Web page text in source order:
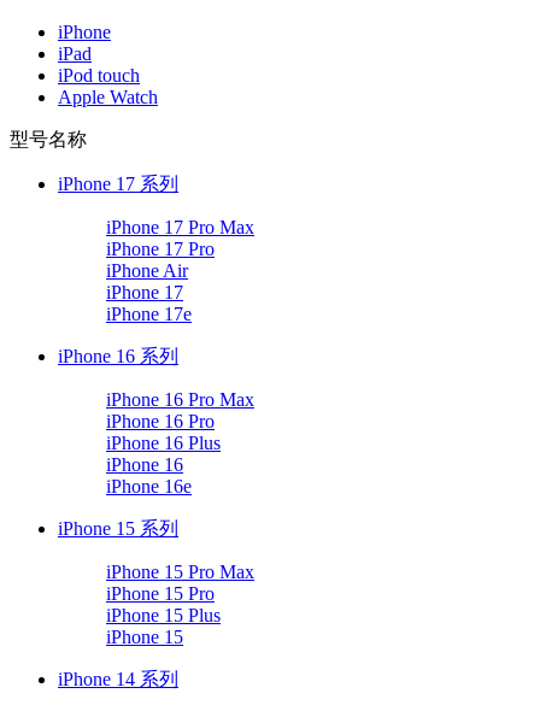
iPhone
iPad
iPod touch
Apple Watch
型号名称
iPhone 17 系列
iPhone 17 Pro Max
iPhone 17 Pro
iPhone Air
iPhone 17
iPhone 17e
iPhone 16 系列
iPhone 16 Pro Max
iPhone 16 Pro
iPhone 16 Plus
iPhone 16
iPhone 16e
iPhone 15 系列
iPhone 15 Pro Max
iPhone 15 Pro
iPhone 15 Plus
iPhone 15
iPhone 14 系列